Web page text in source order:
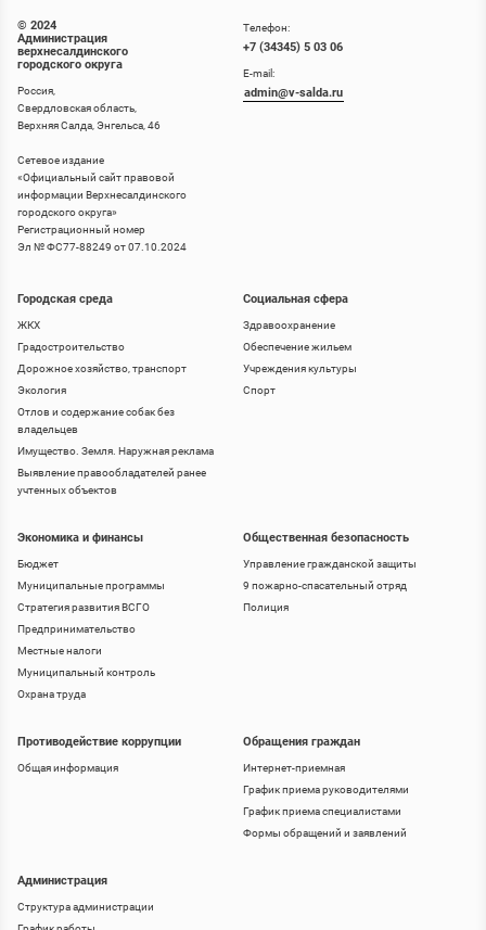
© 2024
Администрация
верхнесалдинского
городского округа
Россия,
Свердловская область,
Верхняя Салда, Энгельса, 46
Сетевое издание
«Официальный сайт правовой
информации Верхнесалдинского
городского округа»
Регистрационный номер
Эл № ФС77-88249 от 07.10.2024
Городская среда
ЖКХ
Градостроительство
Дорожное хозяйство, транспорт
Экология
Отлов и содержание собак без
владельцев
Имущество. Земля. Наружная реклама
Выявление правообладателей ранее
учтенных объектов
Социальная сфера
Здравоохранение
Обеспечение жильем
Учреждения культуры
Спорт
Телефон:
+7 (34345) 5 03 06
E-mail:
admin@v-salda.ru
Экономика и финансы
Бюджет
Муниципальные программы
Стратегия развития ВСГО
Предпринимательство
Местные налоги
Муниципальный контроль
Охрана труда
Общественная безопасность
Управление гражданской защиты
9 пожарно-спасательный отряд
Полиция
Противодействие коррупции
Общая информация
Обращения граждан
Интернет-приемная
График приема руководителями
График приема специалистами
Формы обращений и заявлений
Администрация
Структура администрации